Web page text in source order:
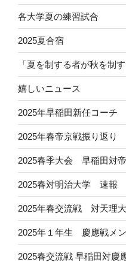
各大学夏の練習試合
2025夏合宿
「夏を制する者が秋を制
嬉しいニュース
2025年早稲田新任コーチ
2025年春帝京戦振り返り
2025春季大会 早稲田対
2025春対明治大学 速報
2025年春交流戦 対天理大
2025年１年生 慶應戦メ
2025春交流戦 早稲田対